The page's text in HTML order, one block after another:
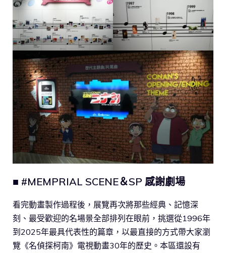
■ #MEMPRIAL SCENE＆SP 感謝劇場
看完動畫製作過程後，展覽再次將那些經典、記憶深
刻、最受歡迎的名場景全部排列在眼前，挑選從1996年
到2025年最具代表性的篇章，以最直接的方式帶大家瀏
覽《名偵探柯南》電視動畫30年的歷史。本區還設有